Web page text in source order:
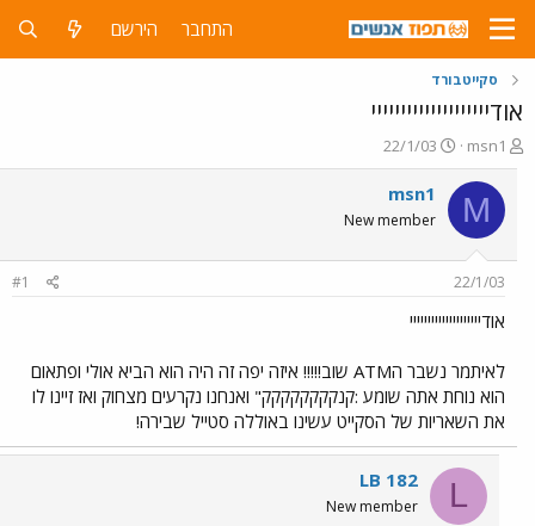
התחבר הירשם
סקייטבורד
אודיייייייייייייייייייי
פ
ו
ת
ח
ה
ש
א
msn1
פ
ו
ר
ם
ר
22/1/03
M
msn1
New member
22/1/03
#1
אודיייייייייייייייייייי
לאיתמר נשבר הATM שוב!!!!! איזה יפה זה היה הוא הביא אולי ופתאום
הוא נוחת אתה שומע :קנקקקקקקקק" ואנחנו נקרעים מצחוק ואז זיינו לו
את השאריות של הסקייט עשינו באוללה סטייל שבירה!
L
LB 182
New member